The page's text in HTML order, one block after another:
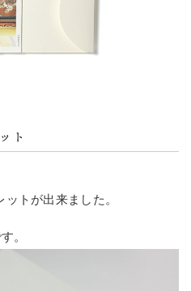
ト
トが出来ました。
。